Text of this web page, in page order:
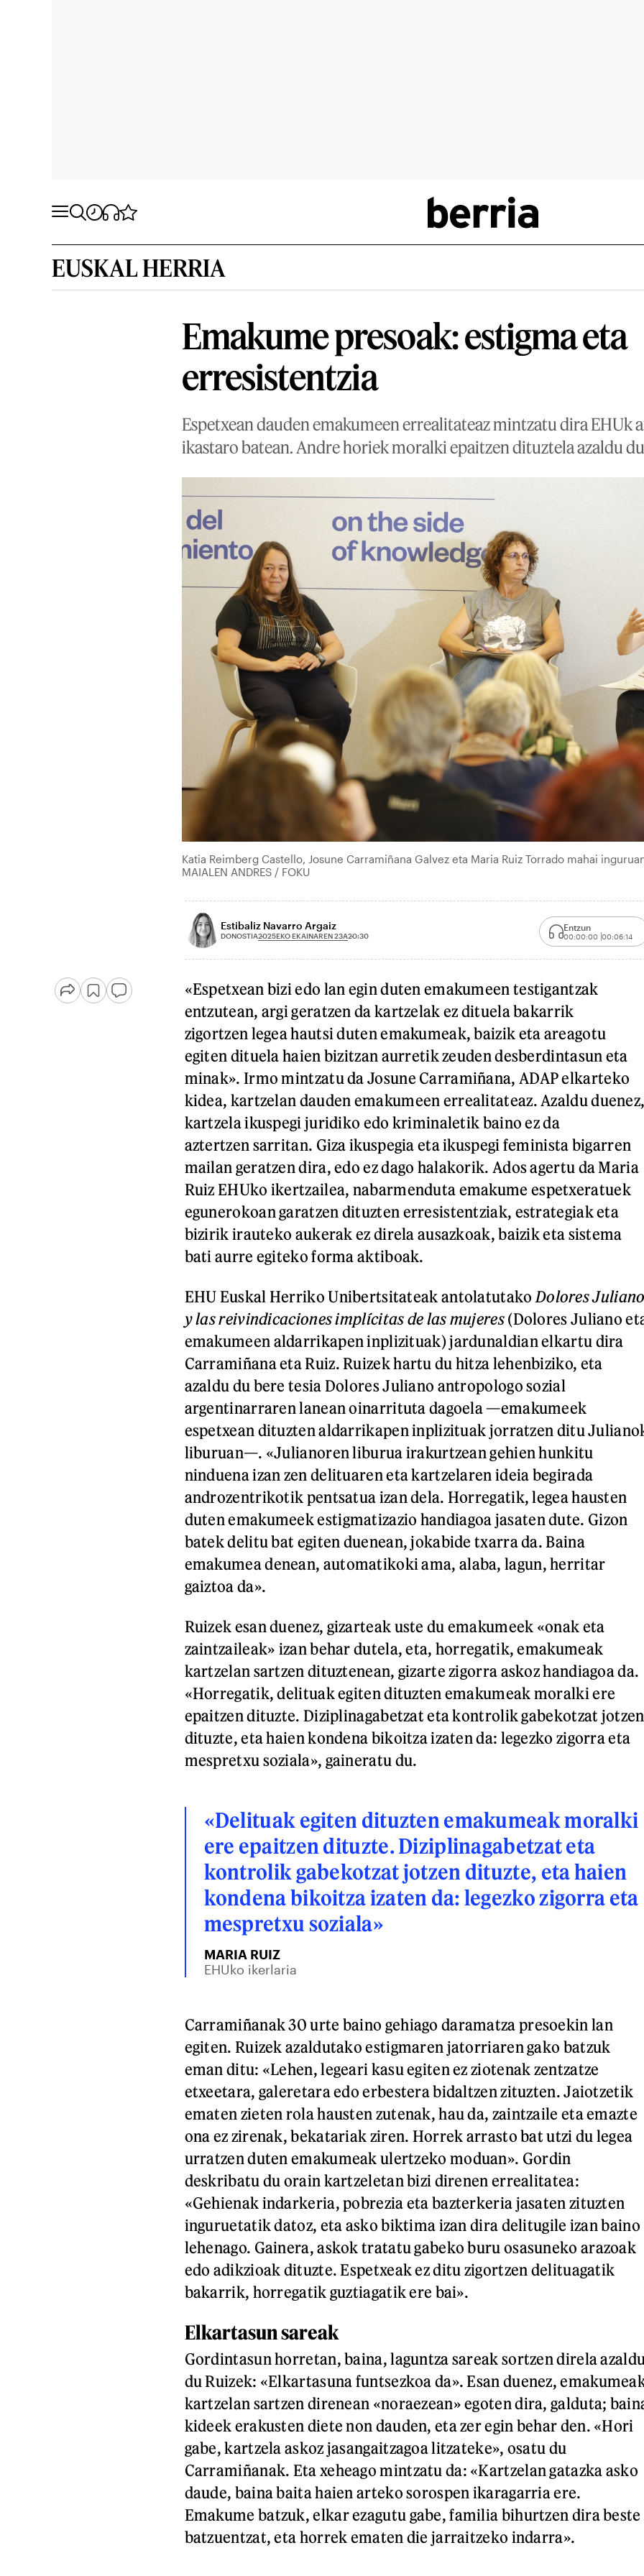
EUSKAL HERRIA
Emakume presoak: estigma eta
erresistentzia
Espetxean dauden emakumeen errealitateaz mintzatu dira EHUk
ikastaro batean. Andre horiek moralki epaitzen dituztela azaldu
Katia Reimberg Castello, Josune Carramiñana Galvez eta Maria Ruiz Torrado mahai
MAIALEN ANDRES / FOKU
Estibaliz Navarro Argaiz
DONOSTIA2025EKO EKAINAREN 23A20:30
Entzun
00:00:00 00:06:14
«Espetxean bizi edo lan egin duten emakumeen testigantzak
entzutean, argi geratzen da kartzelak ez dituela bakarrik
zigortzen legea hautsi duten emakumeak, baizik eta areagotu
egiten dituela haien bizitzan aurretik zeuden desberdintasun eta
minak». Irmo mintzatu da Josune Carramiñana, ADAP elkarteko
kidea, kartzelan dauden emakumeen errealitateaz. Azaldu
kartzela ikuspegi juridiko edo kriminaletik baino ez da
aztertzen sarritan. Giza ikuspegia eta ikuspegi feminista bigarren
mailan geratzen dira, edo ez dago halakorik. Ados agertu da Maria
Ruiz EHUko ikertzailea, nabarmenduta emakume espetxeratuek
egunerokoan garatzen dituzten erresistentziak, estrategiak eta
bizirik irauteko aukerak ez direla ausazkoak, baizik eta sistema
bati aurre egiteko forma aktiboak.
EHU Euskal Herriko Unibertsitateak antolatutako Dolores
y las reivindicaciones implícitas de las mujeres (Dolores Juliano
emakumeen aldarrikapen inplizituak) jardunaldian elkartu dira
Carramiñana eta Ruiz. Ruizek hartu du hitza lehenbiziko, eta
azaldu du bere tesia Dolores Juliano antropologo sozial
argentinarraren lanean oinarrituta dagoela —emakumeek
espetxean dituzten aldarrikapen inplizituak jorratzen ditu
liburuan—. «Julianoren liburua irakurtzean gehien hunkitu
ninduena izan zen delituaren eta kartzelaren ideia begirada
androzentrikotik pentsatua izan dela. Horregatik, legea hausten
duten emakumeek estigmatizazio handiagoa jasaten dute. Gizon
batek delitu bat egiten duenean, jokabide txarra da. Baina
emakumea denean, automatikoki ama, alaba, lagun, herritar
gaiztoa da».
Ruizek esan duenez, gizarteak uste du emakumeek «onak eta
zaintzaileak» izan behar dutela, eta, horregatik, emakumeak
kartzelan sartzen dituztenean, gizarte zigorra askoz handiagoa da.
«Horregatik, delituak egiten dituzten emakumeak moralki ere
epaitzen dituzte. Diziplinagabetzat eta kontrolik gabekotzat jotzen
dituzte, eta haien kondena bikoitza izaten da: legezko zigorra eta
mespretxu soziala», gaineratu du.
«Delituak egiten dituzten emakumeak moralki
ere epaitzen dituzte. Diziplinagabetzat eta
kontrolik gabekotzat jotzen dituzte, eta haien
kondena bikoitza izaten da: legezko zigorra eta
mespretxu soziala»
MARIA RUIZ
EHUko ikerlaria
Carramiñanak 30 urte baino gehiago daramatza presoekin lan
egiten. Ruizek azaldutako estigmaren jatorriaren gako batzuk
eman ditu: «Lehen, legeari kasu egiten ez ziotenak zentzatze
etxeetara, galeretara edo erbestera bidaltzen zituzten. Jaiotzetik
ematen zieten rola hausten zutenak, hau da, zaintzaile eta emazte
ona ez zirenak, bekatariak ziren. Horrek arrasto bat utzi du legea
urratzen duten emakumeak ulertzeko moduan». Gordin
deskribatu du orain kartzeletan bizi direnen errealitatea:
«Gehienak indarkeria, pobrezia eta bazterkeria jasaten zituzten
inguruetatik datoz, eta asko biktima izan dira delitugile izan baino
lehenago. Gainera, askok tratatu gabeko buru osasuneko arazoak
edo adikzioak dituzte. Espetxeak ez ditu zigortzen delituagatik
bakarrik, horregatik guztiagatik ere bai».
Elkartasun sareak
Gordintasun horretan, baina, laguntza sareak sortzen direla
du Ruizek: «Elkartasuna funtsezkoa da». Esan duenez,
kartzelan sartzen direnean «noraezean» egoten dira, galduta;
kideek erakusten diete non dauden, eta zer egin behar den. «Hori
gabe, kartzela askoz jasangaitzagoa litzateke», osatu du
Carramiñanak. Eta xeheago mintzatu da: «Kartzelan gatazka asko
daude, baina baita haien arteko sorospen ikaragarria ere.
Emakume batzuk, elkar ezagutu gabe, familia bihurtzen dira beste
batzuentzat, eta horrek ematen die jarraitzeko indarra».